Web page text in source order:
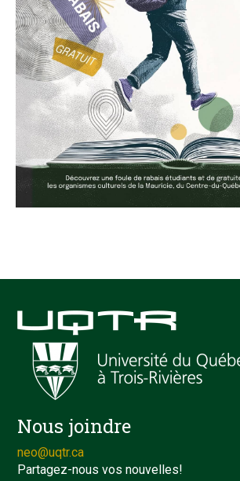
Nous joindre
neo@uqtr.ca
Partagez-nous vos nouvelles!